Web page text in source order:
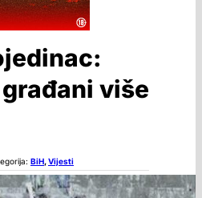
više
BiH,Vijesti